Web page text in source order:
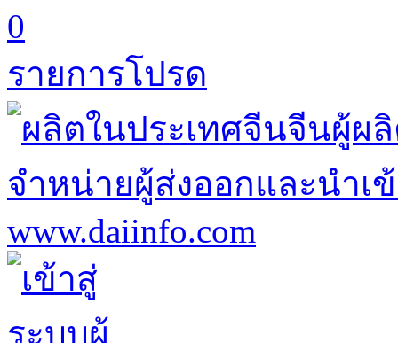
0
รายการโปรด